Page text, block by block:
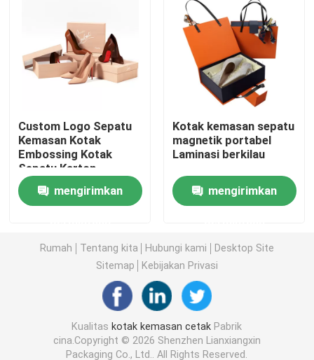
Kotak Kemasan Vape
kotak kemasan kosmetik
Kemasan makanan
Pencetakan Buku Berlapis Karat
Kotak Kemasan Sepatu
Kotak Kemasan Pakaian
Kotak kemasan wig
Custom Logo Sepatu
Kemasan Kotak
Embossing Kotak
Sepatu Karton
mengirimkan
Kotak kemasan sepatu
magnetik portabel
Laminasi berkilau
mengirimkan
Rumah Tentang kita Hubungi kami
Desktop Site
Sitemap
Kebijakan Privasi
Kualitas kotak kemasan cetak Pabrik
cina.Copyright © 2026 Shenzhen Lianxiangxin
Packaging Co., Ltd.. All Rights Reserved.